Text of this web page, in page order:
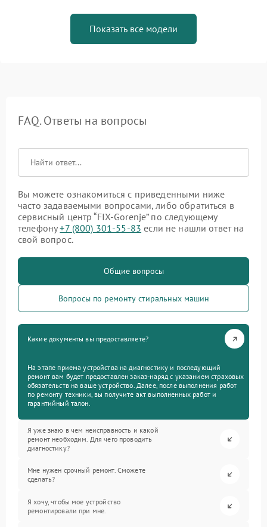
Показать все модели
FAQ. Ответы на вопросы
Вы можете ознакомиться с приведенными ниже
часто задаваемыми вопросами, либо обратиться в
сервисный центр “FIX-Gorenje” по следующему
телефону+7 (800) 301-55-83 если не нашли ответ на
свой вопрос.
Общие вопросы
Вопросы по ремонту стиральных машин
Какие документы вы предоставляете?
На этапе приема устройства на диагностику и последующий
ремонт вам будет предоставлен заказ-наряд с указанием страховых
обязательств на ваше устройство. Далее, после выполнения работ
по ремонту техники, вы получите акт выполненных работ и
гарантийный талон.
Я уже знаю в чем неисправность и какой
ремонт необходим. Для чего проводить
диагностику?
Мне нужен срочный ремонт. Сможете
сделать?
Я хочу, чтобы мое устройство
ремонтировали при мне.